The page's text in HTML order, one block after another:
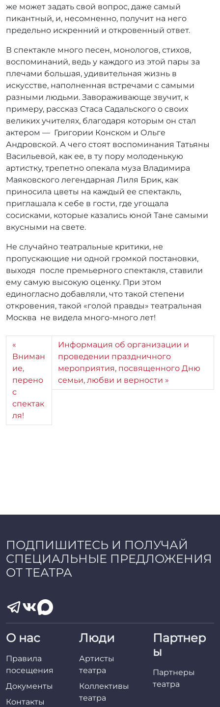
же может задать свой вопрос, даже самый
пикантный, и, несомненно, получит на него
предельно искренний и откровенный ответ.
В спектакле много песен, монологов, стихов,
воспоминаний, ведь у каждого из этой пары за
плечами большая, удивительная жизнь в
искусстве, наполненная встречами с самыми
разными людьми. Завораживающе звучит, к
примеру, рассказ Стаса Садальского о своих
великих учителях, благодаря которым он стал
актером — Григории Конском и Ольге
Андровской. А чего стоят воспоминания Татьяны
Васильевой, как ее, в ту пору молоденькую
артистку, трепетно опекала муза Владимира
Маяковского легендарная Лиля Брик, как
приносила цветы на каждый ее спектакль,
приглашала к себе в гости, где угощала
сосисками, которые казались юной Тане самыми
вкусными на свете.
Не случайно театральные критики, не
пропускающие ни одной громкой постановки,
выходя после премьерного спектакля, ставили
ему самую высокую оценку. При этом
единогласно добавляли, что такой степени
откровения, такой «голой правды» театральная
Москва не видела много-много лет!
Вниман
ие,
перено
с
спектак
ля!
Информация об организации и
проведении праздничного
мероприятия, посвященного Дню
семьи, любви и верности
ПОДПИШИТЕСЬ И ПОЛУЧАЙ
СПЕЦИАЛЬНЫЕ ПРЕДЛОЖЕНИЯ
ОТ ТЕАТРА
О нас
Правила
посещения
Документы
Контакты
Люди
Артисты
театра
Коллективы
театра
Партнер
ы
Партнеры
театра